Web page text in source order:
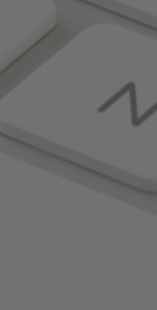
Wir verwenden
anzuzeigen, die
beispielsweise
bisheriges